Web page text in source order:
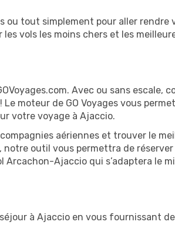
ou tout simplement pour aller rendre
vols les moins chers et les
Avec ou sans escale,
moteur de GO Voyages vous
votre voyage à Ajaccio.
aériennes et trouver le
outil vous permettra de réserver
Arcachon-Ajaccio qui s’adaptera le
à Ajaccio en vous fournissant